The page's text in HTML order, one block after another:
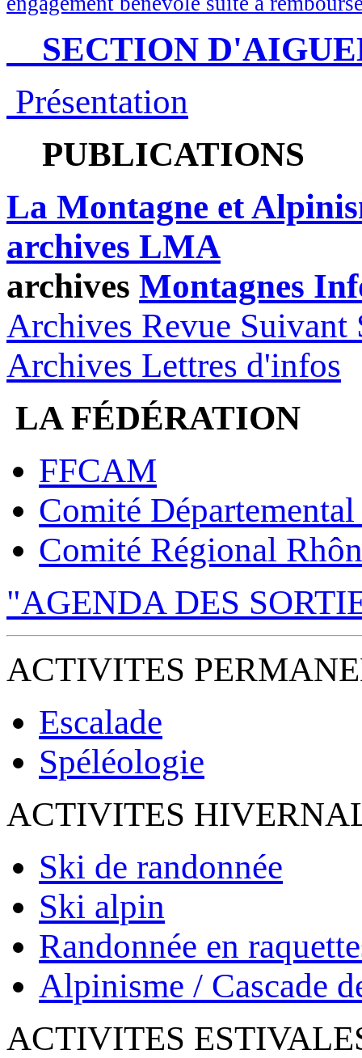
SECTION
Présentation
PUBLICATIONS
La Montagne et
archives LMA
archives Montagnes
Archives Revue Suivant
Archives Lettres d'infos
LA FÉDÉRATION
FFCAM
Comité
Comité Régional
"AGENDA DES
ACTIVITES
Escalade
Spéléologie
ACTIVITES
Ski de randonnée
Ski alpin
Randonnée en
Alpinisme / Cascade
ACTIVITES